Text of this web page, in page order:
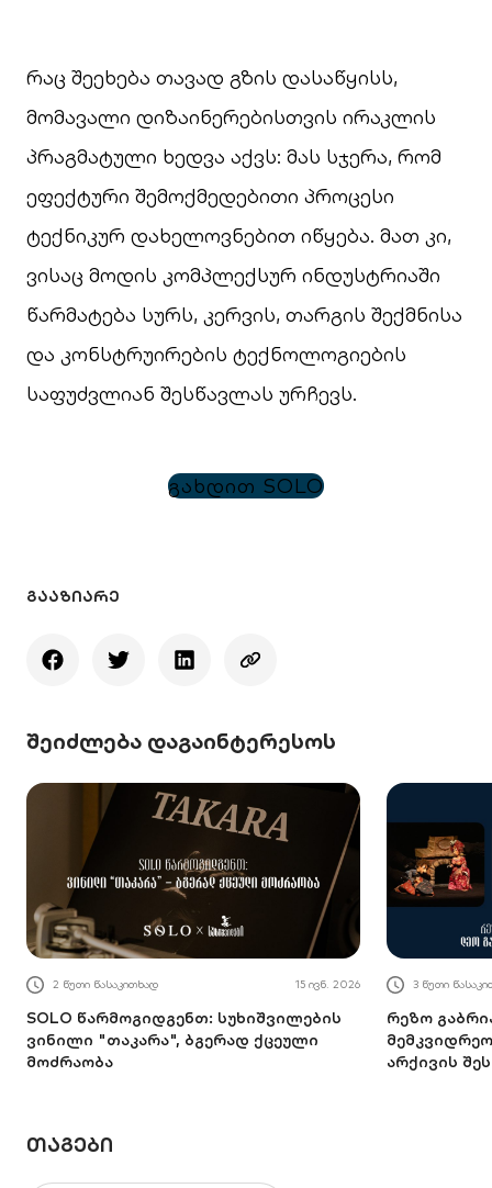
რაც შეეხება თავად გზის დასაწყისს,
მომავალი დიზაინერებისთვის ირაკლის
პრაგმატული ხედვა აქვს: მას სჯერა, რომ
ეფექტური შემოქმედებითი პროცესი
ტექნიკურ დახელოვნებით იწყება. მათ კი,
ვისაც მოდის კომპლექსურ ინდუსტრიაში
წარმატება სურს, კერვის, თარგის შექმნისა
და კონსტრუირების ტექნოლოგიების
საფუძვლიან შესწავლას ურჩევს.
გახდით SOLO
ᲒᲐᲐᲖᲘᲐᲠᲔ
შეიძლება დაგაინტერესოს
2 წუთი წასაკითხად 15 ივნ. 2026
SOLO წარმოგიდგენთ: სუხიშვილების
ვინილი "თაკარა", ბგერად ქცეული
მოძრაობა
3 წუთი
რეზო
არქივის
ᲗᲐᲒᲔᲑᲘ